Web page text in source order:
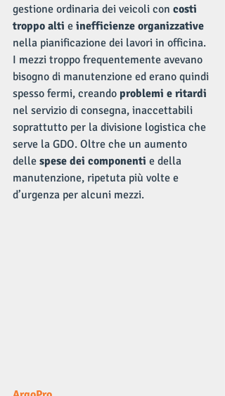
gestione ordinaria dei veicoli con costi
troppo alti e inefficienze organizzative
nella pianificazione dei lavori in officina.
I mezzi troppo frequentemente avevano
bisogno di manutenzione ed erano quindi
spesso fermi, creando problemi e ritardi
nel servizio di consegna, inaccettabili
soprattutto per la divisione logistica che
serve la GDO. Oltre che un aumento
delle spese dei componenti e della
manutenzione, ripetuta più volte e
d’urgenza per alcuni mezzi.